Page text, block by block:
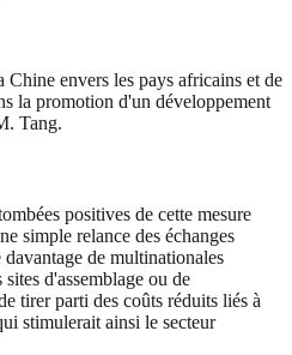
envers les pays africains et de
la promotion d'un développement
Tang.
positives de cette mesure
simple relance des échanges
de multinationales
d'assemblage ou de
tirer parti des coûts réduits liés à
stimulerait ainsi le secteur